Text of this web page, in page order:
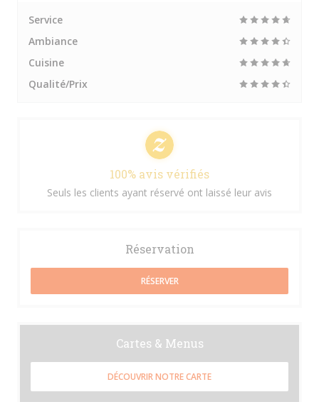
Service
Ambiance
Cuisine
Qualité/Prix
100% avis vérifiés
Seuls les clients ayant réservé ont laissé leur avis
Réservation
RÉSERVER
Cartes & Menus
DÉCOUVRIR NOTRE CARTE